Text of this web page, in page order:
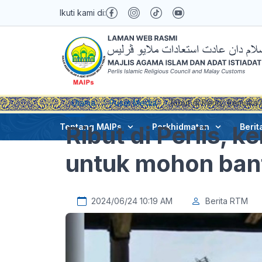
Ikuti kami di:
Tentang MAIPs Perkhidmatan
Utama Pusat Media Ribut di Perlis,
Ribut di Perlis,
untuk mohon
2024/06/24 10:19 AM Berita RTM